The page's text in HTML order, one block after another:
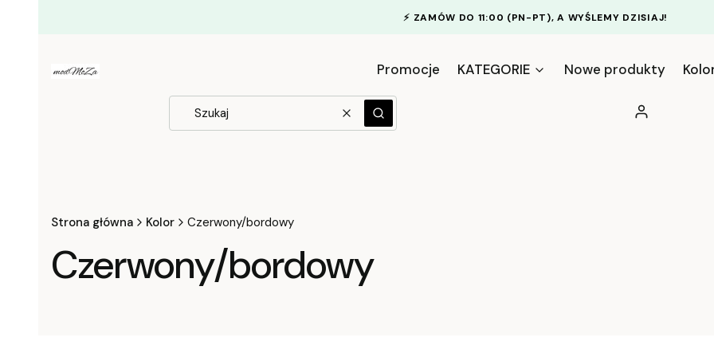
⚡ ZAMÓW DO 11:00 (PN-PT), A WYŚLEMY DZISIAJ!
Promocje KATEGORIE Nowe produkty
WyczyśćSzukaj
Zaloguj się
Strona główna Kolor Czerwony/bordowy
Czerwony/bordowy